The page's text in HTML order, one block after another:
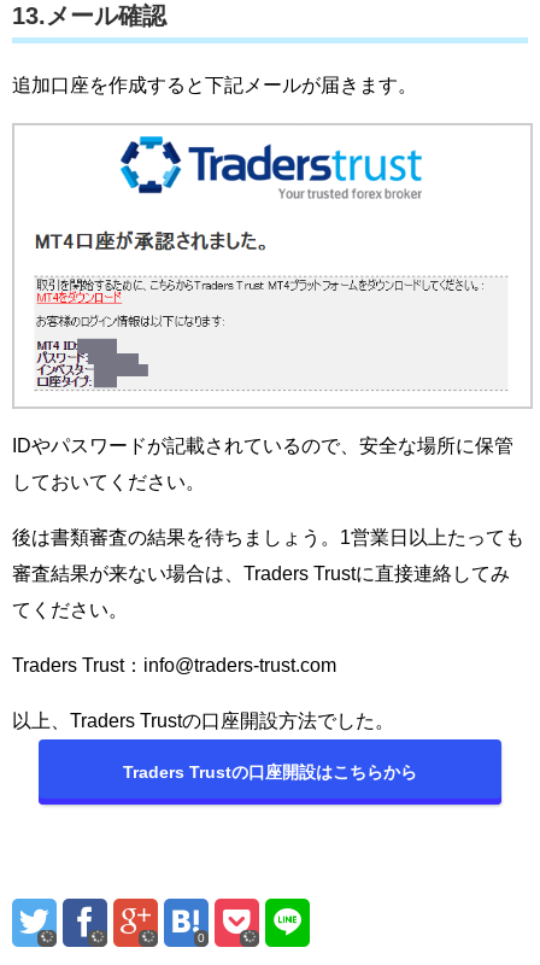
13.メール確認
追加口座を作成すると下記メールが届きます。
IDやパスワードが記載されているので、安全な場所に保管
しておいてください。
後は書類審査の結果を待ちましょう。1営業日以上たっても
審査結果が来ない場合は、Traders Trustに直接連絡してみ
てください。
Traders Trust：info@traders-trust.com
以上、Traders Trustの口座開設方法でした。
Traders Trustの口座開設はこちらから
0